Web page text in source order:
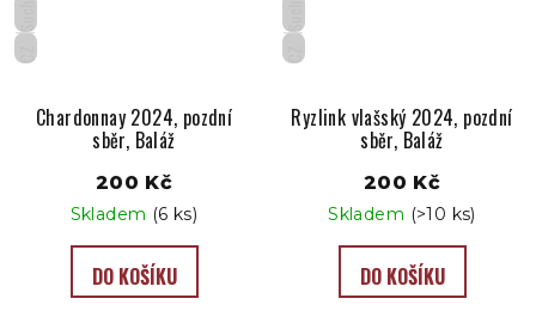
CZ
Chardonnay 2024, pozdní
sběr, Baláž
200 Kč
Skladem (6 ks)
DO KOŠÍKU
CZ
Ryzlink vlašský 2024, pozdní
sběr, Baláž
200 Kč
Skladem (>10 ks)
DO KOŠÍKU